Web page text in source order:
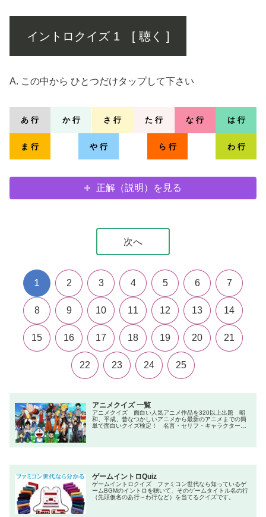
イントロクイズ 1 [ 聴く ]
A. この中から ひとつだけタップして下さい
あ 行 か 行 さ 行 た 行 な 行 は 行
ま 行 や 行 ら 行 わ 行
正解（説明）を見る
次へ
1 2 3 4 5 6 7
8 9 10 11 12 13 14
15 16 17 18 19 20 21
22 23 24 25
アニメクイズ 一覧
アニメクイズ 面白い人気アニメ作品を320以上出題 昭
和、平成、昔なつかしいアニメから最新のアニメまでの簡
単で面白いクイズ検定！ 名言・セリフ・キャラクター・
ゲームイントロQuiz
ゲームイントロクイズ ファミコン世代なら知っているゲ
ームBGMのイントロを聴いて、そのゲームタイトル名の行
（先頭仮名のあ行～わ行など）を当てるクイズです。